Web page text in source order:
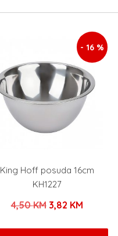
- 16 %
King Hoff posuda 16cm
KH1227
4,50KM Izvorna
3,82 KMTrenutna